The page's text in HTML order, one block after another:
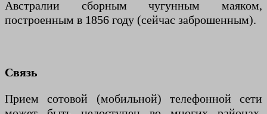
Австралии сборным чугунным маяком,
построенным в 1856 году (сейчас заброшенным).
Связь
Прием сотовой (мобильной) телефонной сети